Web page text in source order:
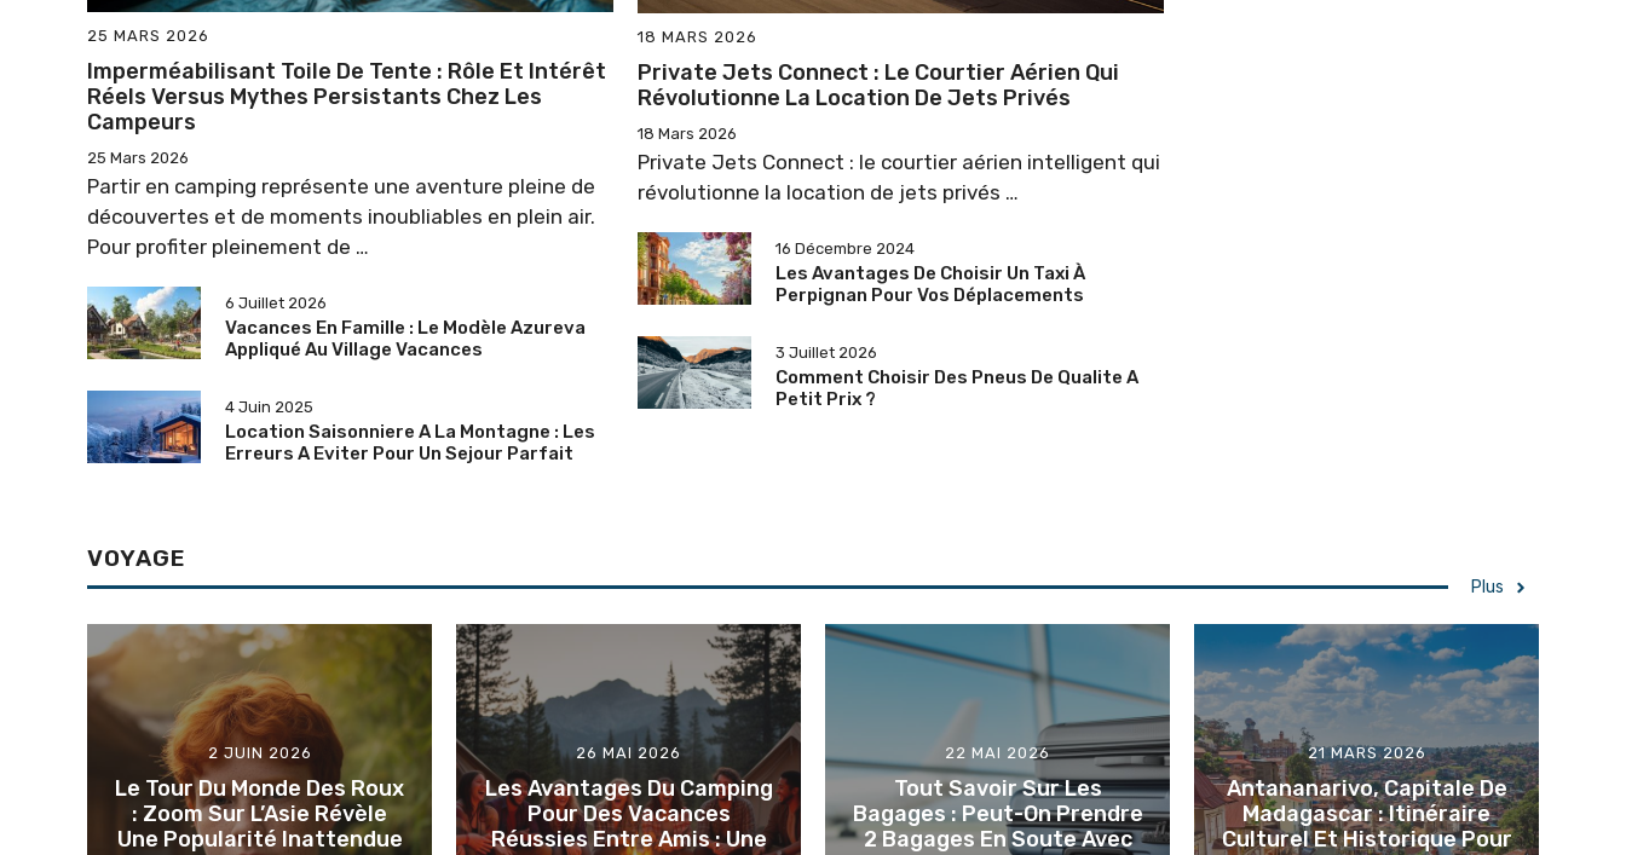
25 MARS 2026
Imperméabilisant Toile De Tente : Rôle Et Intérêt
Réels Versus Mythes Persistants Chez Les
Campeurs
25 Mars 2026
Partir en camping représente une aventure pleine de
découvertes et de moments inoubliables en plein air.
Pour profiter pleinement de …
6 Juillet 2026
Vacances En Famille : Le Modèle Azureva
Appliqué Au Village Vacances
4 Juin 2025
Location Saisonniere A La Montagne : Les
Erreurs A Eviter Pour Un Sejour Parfait
18 MARS 2026
Private Jets Connect : Le Courtier Aérien Qui
Révolutionne La Location De Jets Privés
18 Mars 2026
Private Jets Connect : le courtier aérien intelligent qui
révolutionne la location de jets privés …
16 Décembre 2024
Les Avantages De Choisir Un Taxi À
Perpignan Pour Vos Déplacements
3 Juillet 2026
Comment Choisir Des Pneus De Qualite A
Petit Prix ?
VOYAGE
Plus
2 JUIN 2026
Le Tour Du Monde Des Roux
: Zoom Sur L’Asie Révèle
Une Popularité Inattendue
26 MAI 2026
Les Avantages Du Camping
Pour Des Vacances
Réussies Entre Amis : Une
22 MAI 2026
Tout Savoir Sur Les
Bagages : Peut-On Prendre
2 Bagages En Soute Avec
21 MARS 2026
Antananarivo, Capitale De
Madagascar : Itinéraire
Culturel Et Historique Pour